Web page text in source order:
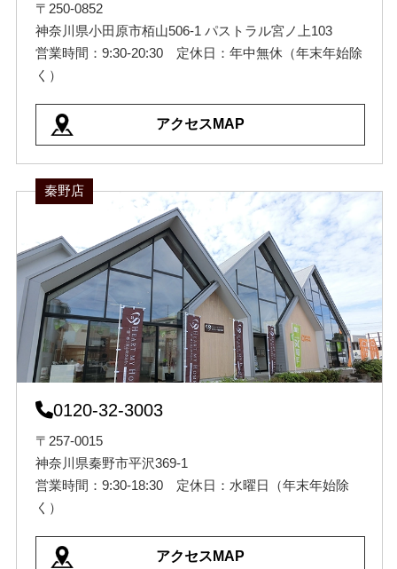
〒250-0852
神奈川県小田原市栢山506-1 パストラル宮ノ上103
営業時間：9:30-20:30 定休日：年中無休（年末年始除
く）
アクセスMAP
秦野店
0120-32-3003
〒257-0015
神奈川県秦野市平沢369-1
営業時間：9:30-18:30 定休日：水曜日（年末年始除
く）
アクセスMAP